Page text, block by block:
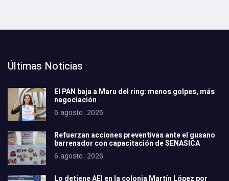
Últimas Noticias
El PAN baja a Maru del ring: menos golpes, más
negociación
6 agosto, 2026
Refuerzan acciones preventivas ante el gusano
barrenador con capacitación de SENASICA
6 agosto, 2026